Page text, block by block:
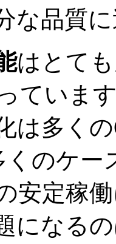
な品質
はとて
ていま
は多く
くのケ
安定稼
になる